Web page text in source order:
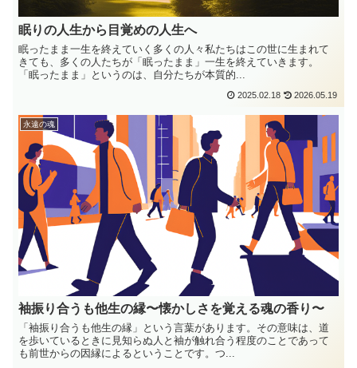
眠りの人生から目覚めの人生へ
眠ったまま一生を終えていく多くの人々私たちはこの世に生まれて
きても、多くの人たちが「眠ったまま」一生を終えていきます。
「眠ったまま」というのは、自分たちが本質的...
2025.02.18 2026.05.19
永遠の魂
袖振り合うも他生の縁〜懐かしさを覚える魂の香り〜
「袖振り合うも他生の縁」という言葉があります。その意味は、道
を歩いているときに見知らぬ人と袖が触れ合う程度のことであって
も前世からの因縁によるということです。つ...